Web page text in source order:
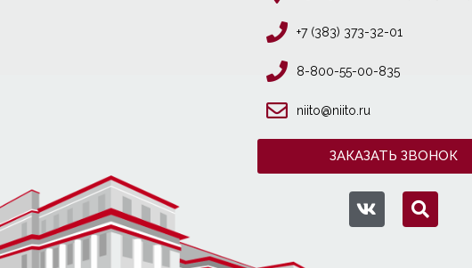
+7 (383) 373-32-01
8-800-55-00-835
niito@niito.ru
ЗАКАЗАТЬ ЗВОНОК